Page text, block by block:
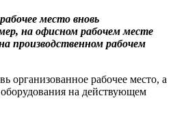
место вновь
на офисном рабочем месте
производственном рабочем
организованное рабочее место, а
на действующем